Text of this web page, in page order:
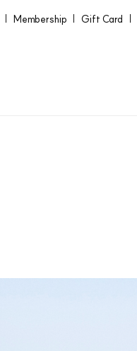
Membership Gift Card